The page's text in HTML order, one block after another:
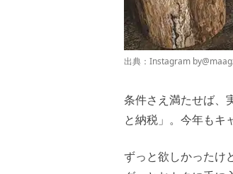
出典：Instagram by
条件さえ満たせば、
と納税」。今年もキ
ずっと欲しかったけ